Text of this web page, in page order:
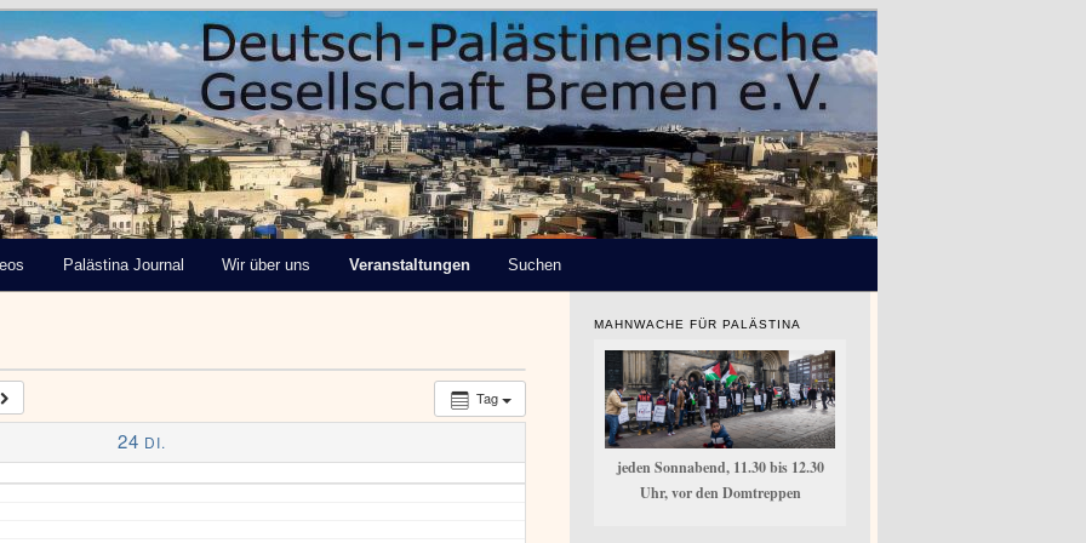
Gesellschaft
Palästina Journal Wir über uns Veranstaltungen Suchen
Tag
24 DI.
MAHNWACHE FÜR PALÄSTINA
jeden Sonnabend, 11.30 bis 12.30
Uhr, vor den Domtreppen